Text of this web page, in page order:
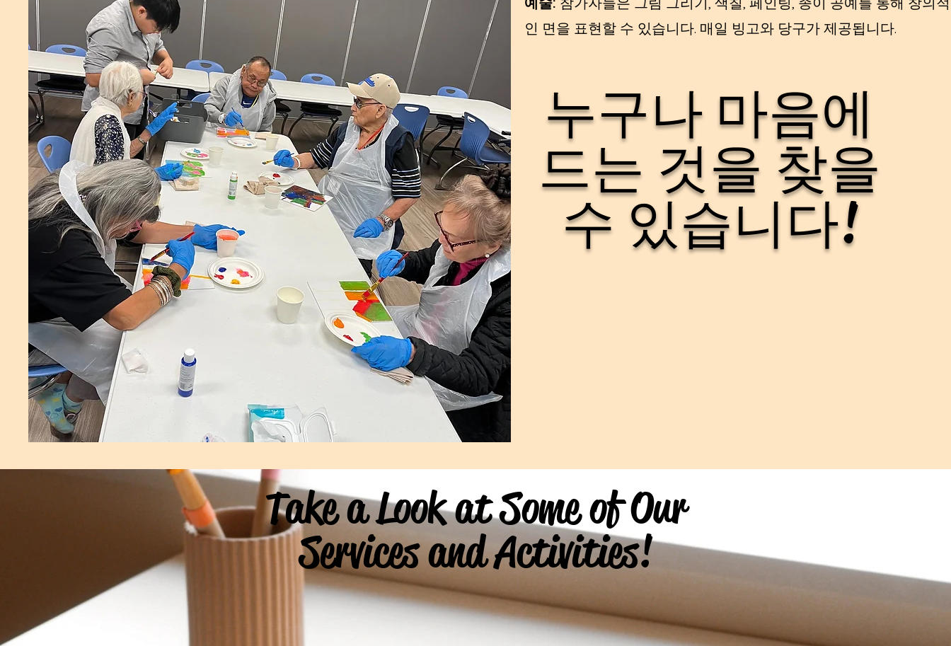
인 면을 표현할 수 있습니다. 매일 빙고와 당구가 제공됩니다.
누구나 마음에
드는 것을 찾을
수 있습니다!
Take a Look at Some of Our
Services and Activities!